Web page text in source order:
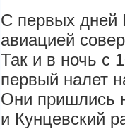
С первых дней
авиацией
Так и в ночь с
первый налет
Они пришлись
и Кунцевский